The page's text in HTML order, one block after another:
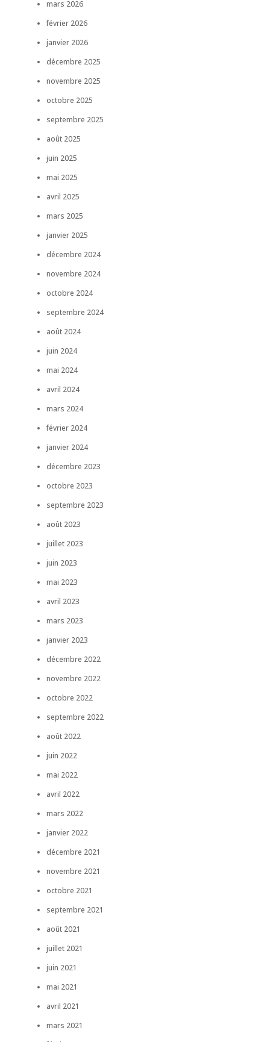
mars 2026
février 2026
janvier 2026
décembre 2025
novembre 2025
octobre 2025
septembre 2025
août 2025
juin 2025
mai 2025
avril 2025
mars 2025
janvier 2025
décembre 2024
novembre 2024
octobre 2024
septembre 2024
août 2024
juin 2024
mai 2024
avril 2024
mars 2024
février 2024
janvier 2024
décembre 2023
octobre 2023
septembre 2023
août 2023
juillet 2023
juin 2023
mai 2023
avril 2023
mars 2023
janvier 2023
décembre 2022
novembre 2022
octobre 2022
septembre 2022
août 2022
juin 2022
mai 2022
avril 2022
mars 2022
janvier 2022
décembre 2021
novembre 2021
octobre 2021
septembre 2021
août 2021
juillet 2021
juin 2021
mai 2021
avril 2021
mars 2021